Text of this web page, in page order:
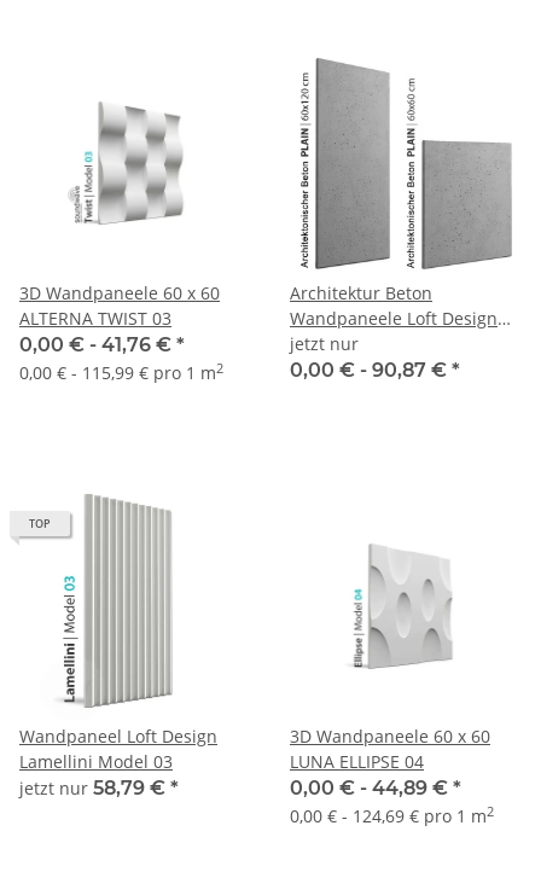
3D Wandpaneele 60 x 60
ALTERNA TWIST 03
0,00 € - 41,76 € *
0,00 € - 115,99 € pro 1 m2
Architektur Beton
Wandpaneele Loft Design
Plain 60x60/60x120
jetzt nur
0,00 € - 90,87 € *
TOP
Wandpaneel Loft Design
Lamellini Model 03
jetzt nur 58,79 € *
3D Wandpaneele 60 x 60
LUNA ELLIPSE 04
0,00 € - 44,89 € *
0,00 € - 124,69 € pro 1 m2